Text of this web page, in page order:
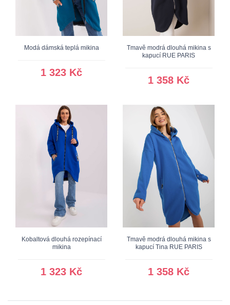
Modá dámská teplá mikina
1 323 Kč
Tmavě modrá dlouhá mikina s
kapucí RUE PARIS
1 358 Kč
Kobaltová dlouhá rozepínací
mikina
1 323 Kč
Tmavě modrá dlouhá mikina s
kapucí Tina RUE PARIS
1 358 Kč